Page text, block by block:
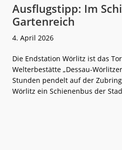
Ausflugstipp: Im
Gartenreich
4. April 2026
Die Endstation Wörlitz ist das
Welterbestätte „Dessau-
Stunden pendelt auf der
Wörlitz ein Schienenbus der